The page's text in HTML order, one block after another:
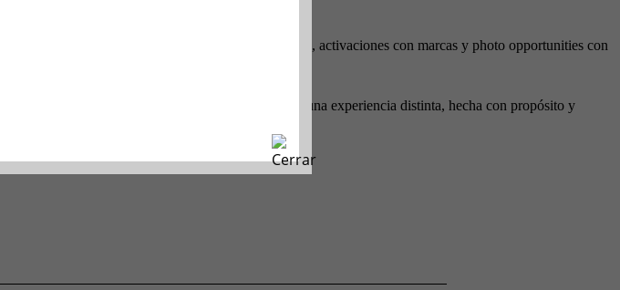
gozaron de un espacio artístico de relajación, activaciones con marcas y photo opportunities con
reconectar con nuestras raíces y disfrutar de una experiencia distinta, hecha con propósito y